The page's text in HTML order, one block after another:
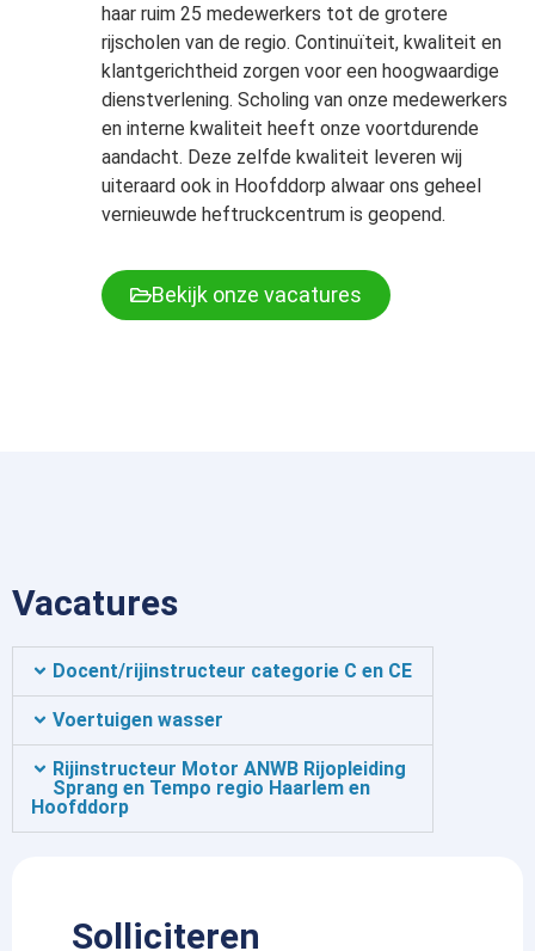
haar ruim 25 medewerkers tot de grotere
rijscholen van de regio. Continuïteit, kwaliteit en
klantgerichtheid zorgen voor een hoogwaardige
dienstverlening. Scholing van onze medewerkers
en interne kwaliteit heeft onze voortdurende
aandacht. Deze zelfde kwaliteit leveren wij
uiteraard ook in Hoofddorp alwaar ons geheel
vernieuwde heftruckcentrum is geopend.
Bekijk onze vacatures
Vacatures
Docent/rijinstructeur categorie C en CE
Voertuigen wasser
Rijinstructeur Motor ANWB Rijopleiding
Sprang en Tempo regio Haarlem en
Hoofddorp
Solliciteren